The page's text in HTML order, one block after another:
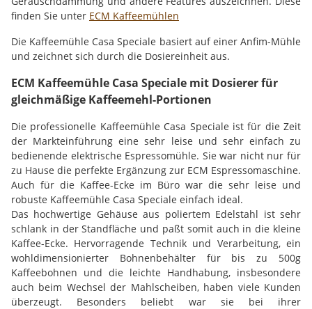
finden Sie unter ECM Kaffeemühlen
Die Kaffeemühle Casa Speciale basiert auf einer Anfim-Mühle
und zeichnet sich durch die Dosiereinheit aus.
ECM Kaffeemühle Casa Speciale mit Dosierer für
gleichmäßige Kaffeemehl-Portionen
Die professionelle Kaffeemühle Casa Speciale ist für die Zeit
der Markteinführung eine sehr leise und sehr einfach zu
bedienende elektrische Espressomühle. Sie war nicht nur für
zu Hause die perfekte Ergänzung zur ECM Espressomaschine.
Auch für die Kaffee-Ecke im Büro war die sehr leise und
robuste Kaffeemühle Casa Speciale einfach ideal.
Das hochwertige Gehäuse aus poliertem Edelstahl ist sehr
schlank in der Standfläche und paßt somit auch in die kleine
Kaffee-Ecke. Hervorragende Technik und Verarbeitung, ein
wohldimensionierter Bohnenbehälter für bis zu 500g
Kaffeebohnen und die leichte Handhabung, insbesondere
auch beim Wechsel der Mahlscheiben, haben viele Kunden
überzeugt. Besonders beliebt war sie bei ihrer